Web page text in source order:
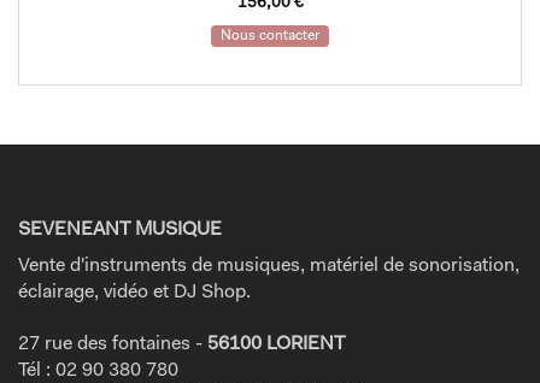
Nous contacter
SEVENEANT MUSIQUE
Vente d'instruments de musiques, matériel de sonorisation,
éclairage, vidéo et DJ Shop.
27 rue des fontaines - 56100 LORIENT
Tél : 02 90 380 780